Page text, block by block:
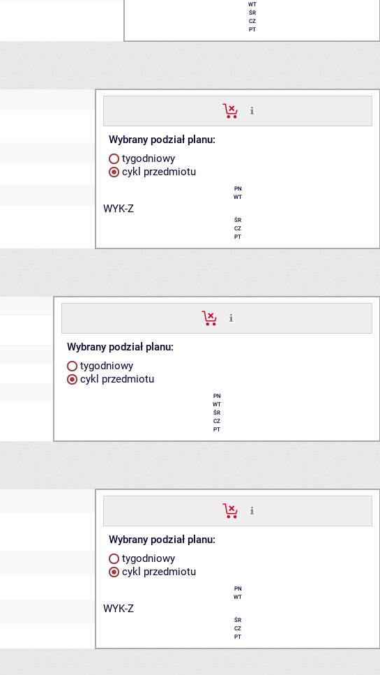
WT
ŚR
CZ
PT
Wybrany podział planu:
tygodniowy
cykl przedmiotu
PN
WT
WYK-Z
ŚR
CZ
PT
Wybrany podział planu:
tygodniowy
cykl przedmiotu
PN
WT
ŚR
CZ
PT
Wybrany podział planu:
tygodniowy
cykl przedmiotu
PN
WT
WYK-Z
ŚR
CZ
PT